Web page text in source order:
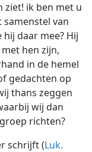
ziet! ik ben met u
van
hij daar mee? Hij
hen zijn,
in de hemel
gedachten op
thans zeggen
wij dan
richten?
schrijft (Luk.